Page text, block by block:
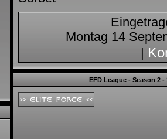
Montag 14
EFD League - Season 2